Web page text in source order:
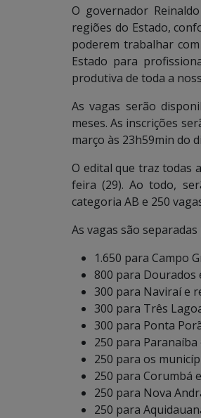
O governador
regiões do Estado,
poderem trabalhar
Estado para
produtiva de toda a
As vagas serão
meses. As inscrições
março às 23h59min do
O edital que traz todas
feira (29). Ao todo,
categoria AB e 250
As vagas são
1.650 para Campo
800 para Dourados
300 para Naviraí e
300 para Três
300 para Ponta
250 para
250 para os
250 para Corumbá
250 para Nova
250 para